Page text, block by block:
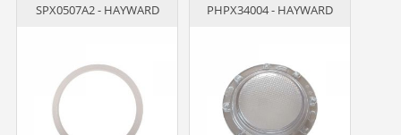
SPX0507A2 - HAYWARD
PHPX34004 - HAYWARD